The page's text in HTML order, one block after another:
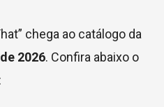
chega ao catálogo da
2026. Confira abaixo o